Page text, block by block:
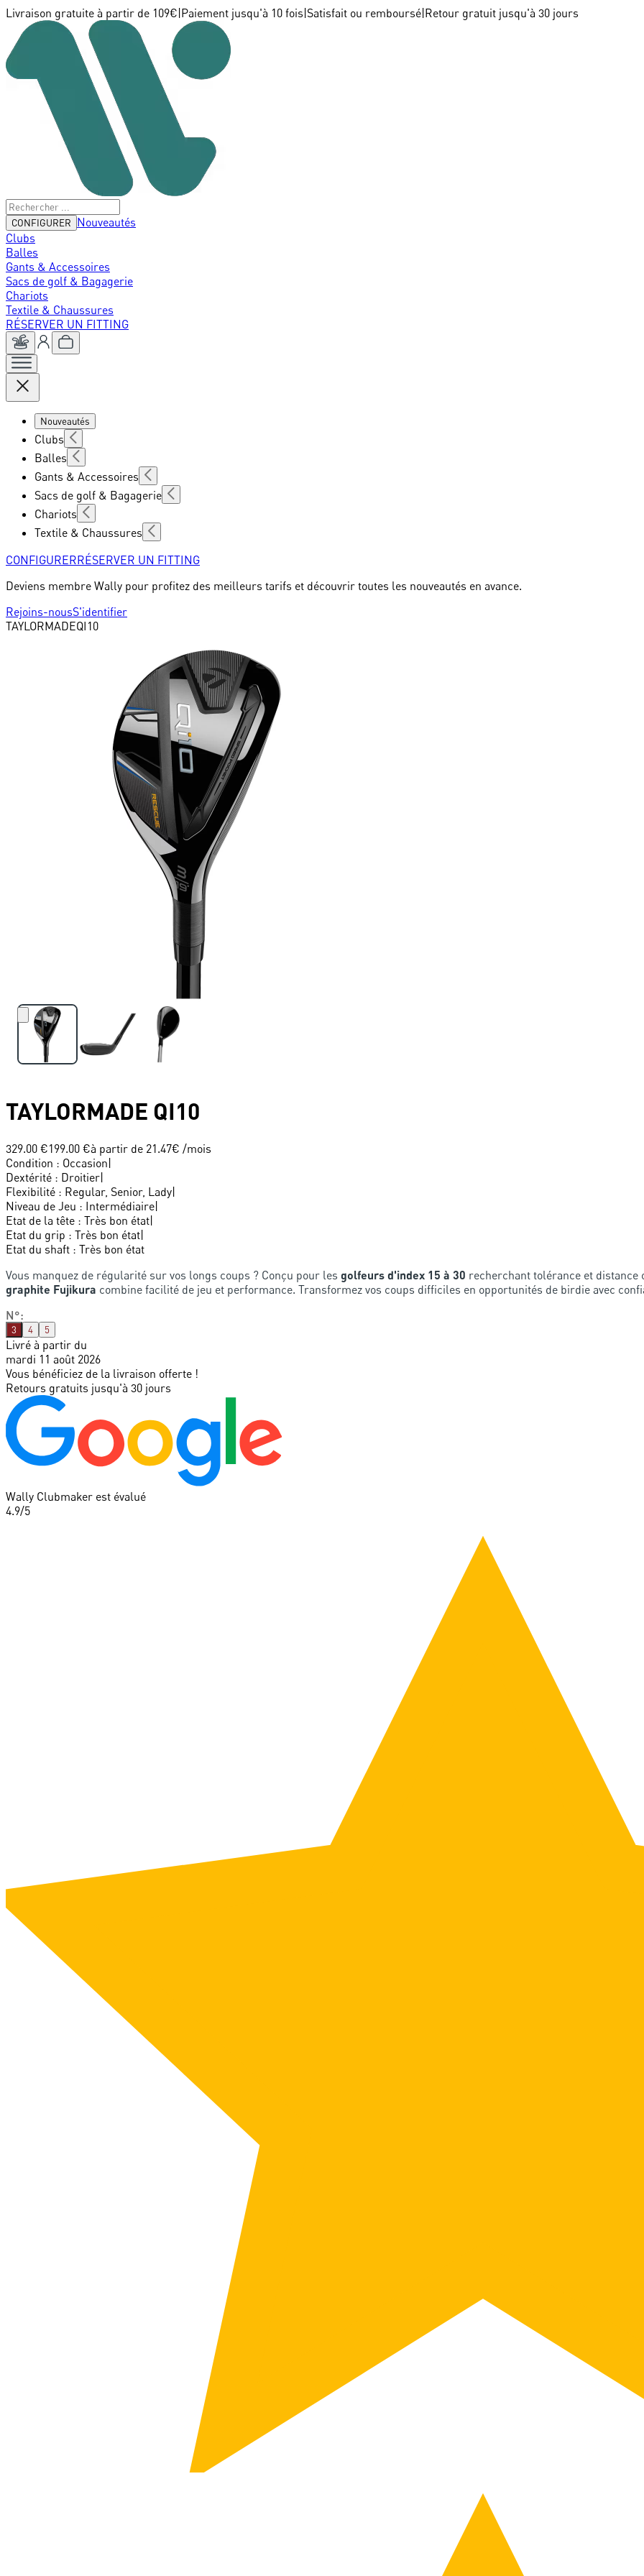
Livraison gratuite à partir de 109€ Paiement jusqu'à 10 fois Satisfait ou remboursé Retour gratuit jusqu'à 30 jours
CONFIGURER
Nouveautés
Clubs
Balles
Gants & Accessoires
Sacs de golf & Bagagerie
Chariots
Textile & Chaussures
RÉSERVER UN FITTING
Nouveautés
Clubs
Balles
Gants & Accessoires
Sacs de golf & Bagagerie
Chariots
Textile & Chaussures
CONFIGURERRÉSERVER UN FITTING
Deviens membre Wally pour profitez des meilleurs tarifs et découvrir toutes les nouveautés en avance.
Rejoins-nousS'identifier
TAYLORMADEQI10
TAYLORMADE QI10
329.00 €199.00 €à partir de 21.47€ /mois
Condition : Occasion|
Dextérité : Droitier|
Flexibilité : Regular, Senior, Lady|
Niveau de Jeu : Intermédiaire|
Etat de la tête : Très bon état|
Etat du grip : Très bon état|
Etat du shaft : Très bon état
Vous manquez de régularité sur vos longs coups ? Conçu pour les golfeurs d'index 15 à 30 recherchant tolérance et distance
graphite Fujikura combine facilité de jeu et performance. Transformez vos coups difficiles en opportunités de birdie avec
N°:
3 4 5
Livré à partir du
mardi 11 août 2026
Vous bénéficiez de la livraison offerte !
Retours gratuits jusqu'à 30 jours
Wally Clubmaker est évalué
4.9/5